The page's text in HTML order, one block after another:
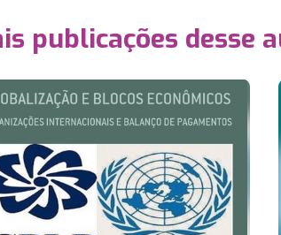
publicações desse